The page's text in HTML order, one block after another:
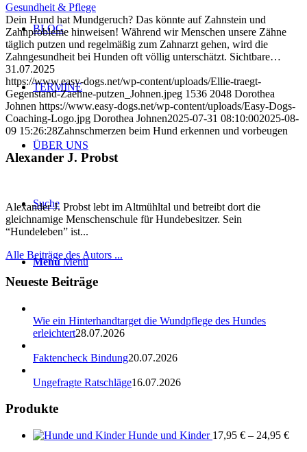
BLOG
TERMINE
ÜBER UNS
Suche
Menü Menü
Gesundheit & Pflege
Dein Hund hat Mundgeruch? Das könnte auf Zahnstein und
Zahnprobleme hinweisen! Während wir Menschen unsere Zähne
täglich putzen und regelmäßig zum Zahnarzt gehen, wird die
Zahngesundheit bei Hunden oft völlig unterschätzt. Sichtbare…
31.07.2025
https://www.easy-dogs.net/wp-content/uploads/Ellie-traegt-
Gegenstand-Zaehne-putzen_Johnen.jpeg 1536 2048 Dorothea
Johnen https://www.easy-dogs.net/wp-content/uploads/Easy-Dogs-
Coaching-Logo.jpg Dorothea Johnen2025-07-31 08:10:002025-08-
09 15:26:28Zahnschmerzen beim Hund erkennen und vorbeugen
Alexander J. Probst
Alexander J. Probst lebt im Altmühltal und betreibt dort die
gleichnamige Menschenschule für Hundebesitzer. Sein
“Hundeleben” ist...
Alle Beiträge des Autors ...
Neueste Beiträge
Wie ein Hinterhandtarget die Wundpflege des Hundes
erleichtert28.07.2026
Faktencheck Bindung20.07.2026
Ungefragte Ratschläge16.07.2026
Produkte
Hunde und Kinder 17,95 € – 24,95 €